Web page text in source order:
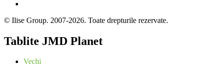
© Ilise Group. 2007-2026. Toate drepturile rezervate.
Tablite JMD Planet
Vechi